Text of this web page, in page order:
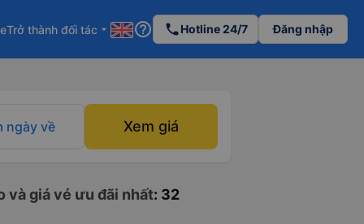
Trở thành đối tác arrow_drop_down help_outline phoneHotline 24/7 Đăng nhập
ngày về Xem giá
và giá vé ưu đãi nhất: 32